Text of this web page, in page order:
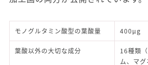
モノグルタミン酸型の葉酸量 400μg
葉酸以外の大切な成分
16種類
ム、マ